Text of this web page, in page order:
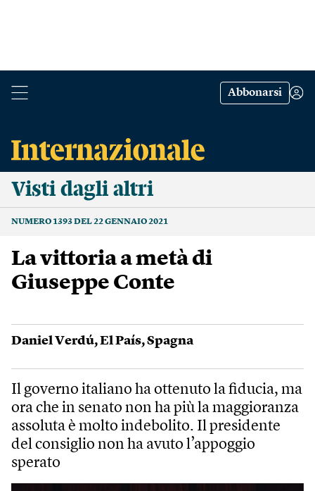
Abbonarsi
Visti dagli altri
NUMERO 1393 DEL 22 GENNAIO 2021
La vittoria a metà di
Giuseppe Conte
Daniel Verdú,El País,Spagna
Il governo italiano ha ottenuto la fiducia, ma
ora che in senato non ha più la maggioranza
assoluta è molto indebolito. Il presidente
del consiglio non ha avuto l’appoggio
sperato